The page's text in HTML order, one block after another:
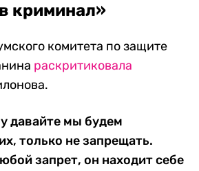
криминал»
комитета по защите
раскритиковала
давайте мы будем
только не запрещать.
запрет, он находит себе